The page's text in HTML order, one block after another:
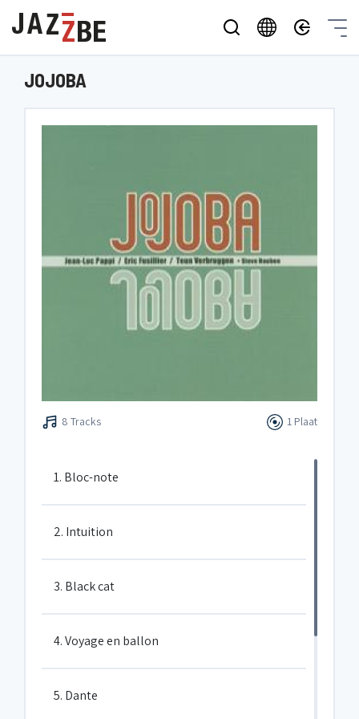
JOJOBA
8 Tracks 1 Plaat
1. Bloc-note
2. Intuition
3. Black cat
4. Voyage en ballon
5. Dante